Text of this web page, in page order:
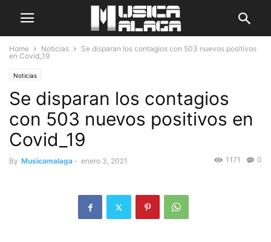
Home Noticias
Se disparan los contagios con 503 nuevos positivos
en Covid_19
Noticias
Se disparan los contagios
con 503 nuevos positivos en
Covid_19
By Musicamalaga - enero 3, 2021 0
1171